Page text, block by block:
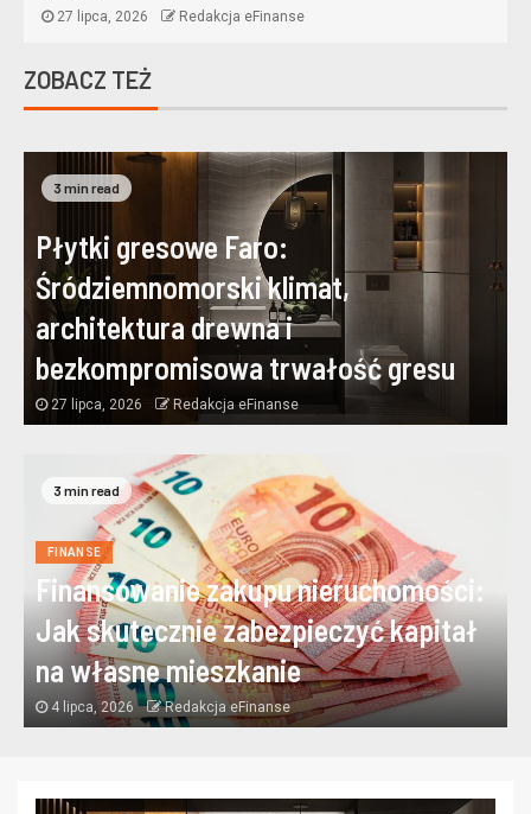
27 lipca, 2026 Redakcja eFinanse
ZOBACZ TEŻ
3 min read
Płytki gresowe Faro:
Śródziemnomorski klimat,
architektura drewna i
bezkompromisowa trwałość gresu
27 lipca, 2026 Redakcja eFinanse
3 min read
FINANSE
Finansowanie zakupu nieruchomości:
Jak skutecznie zabezpieczyć kapitał
na własne mieszkanie
4 lipca, 2026 Redakcja eFinanse